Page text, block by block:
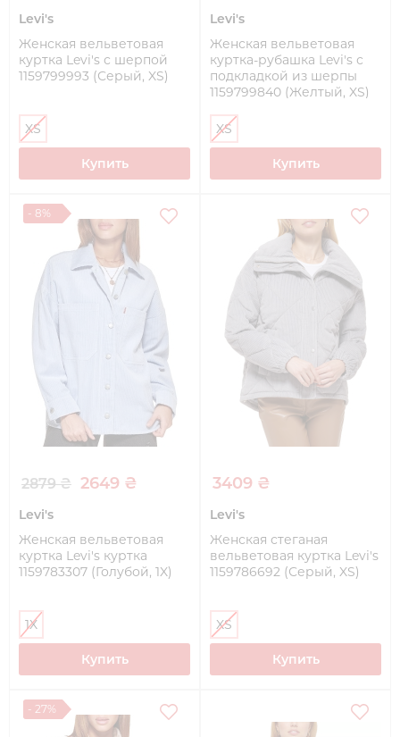
Levi's
Женская вельветовая
куртка Levi's с шерпой
1159799993 (Серый, XS)
XS
Купить
Levi's
Женская вельветовая
куртка-рубашка Levi's с
подкладкой из шерпы
1159799840 (Желтый, XS)
XS
Купить
- 8%
2879 ₴ 2649 ₴
Levi's
Женская вельветовая
куртка Levi's куртка
1159783307 (Голубой, 1X)
1X
Купить
3409 ₴
Levi's
Женская стеганая
вельветовая куртка Levi's
1159786692 (Серый, XS)
XS
Купить
- 27%